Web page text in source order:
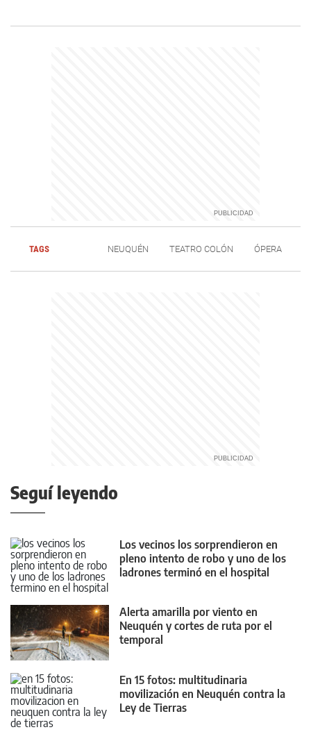
TAGS NEUQUÉN TEATRO COLÓN ÓPERA
Seguí leyendo
Los vecinos los sorprendieron en
pleno intento de robo y uno de los
ladrones terminó en el hospital
Alerta amarilla por viento en
Neuquén y cortes de ruta por el
temporal
En 15 fotos: multitudinaria
movilización en Neuquén contra la
Ley de Tierras